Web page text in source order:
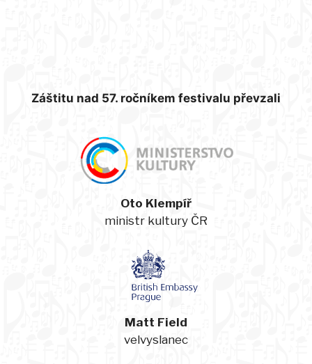
Záštitu nad 57. ročníkem festivalu převzali
Oto Klempíř
ministr kultury ČR
Matt Field
velvyslanec